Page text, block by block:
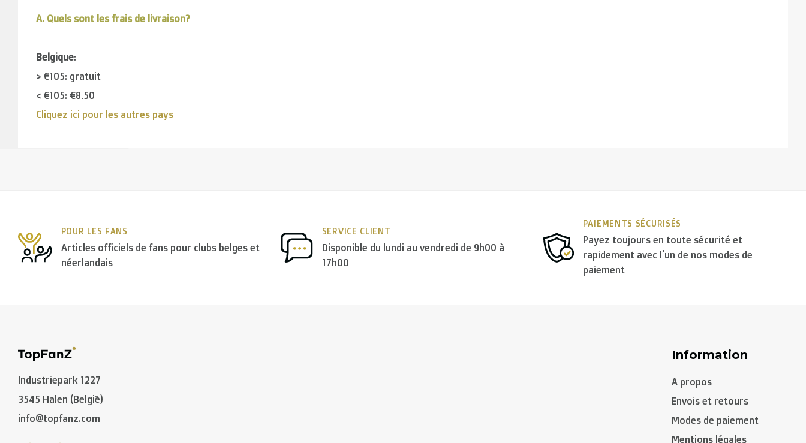
A. Quels sont les frais de livraison?
Belgique:
> €105: gratuit
< €105: €8,50
> €150: gratuit
< €150: €8,50
Reste du monde + Canada
Cliquez ici pour les autres pays
POUR LES FANS
Articles officiels de fans pour clubs belges et
néerlandais
SERVICE CLIENT
Disponible du lundi au vendredi de 9h00 à
17h00
PAIEMENTS SÉCURISÉS
Payez toujours en toute sécurité et
rapidement avec l'un de nos modes de
paiement
Industriepark 1227
3545 Halen (België)
info@topfanz.com
Information
A propos
Envois et retours
Modes de paiement
Mentions légales